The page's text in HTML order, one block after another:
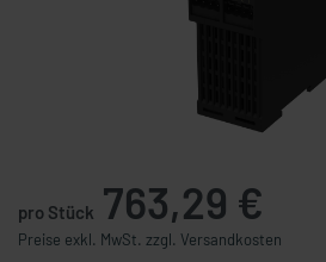
pro Stück 763,29 €
Preise exkl. MwSt. zzgl. Versandkosten